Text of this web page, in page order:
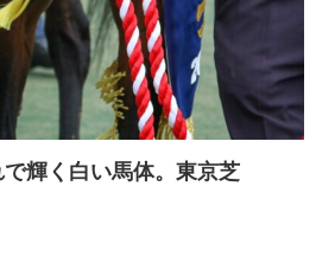
輝く白い馬体。東京芝